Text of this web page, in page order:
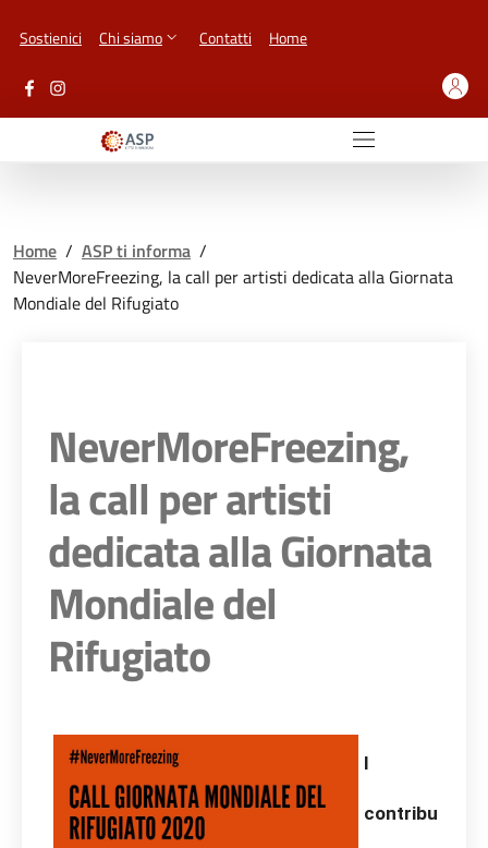
Sostienici Chi siamo Contatti Home
Home / ASP ti informa /
NeverMoreFreezing, la call per artisti dedicata alla Giornata
Mondiale del Rifugiato
NeverMoreFreezing,
la call per artisti
dedicata alla Giornata
Mondiale del
Rifugiato
I
contribu